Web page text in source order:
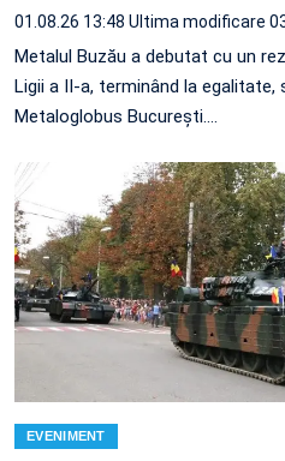
01.08.26 13:48 Ultima modificare
Metalul Buzău a debutat cu un
Ligii a II-a, terminând la egalitate,
Metaloglobus București.…
EVENIMENT